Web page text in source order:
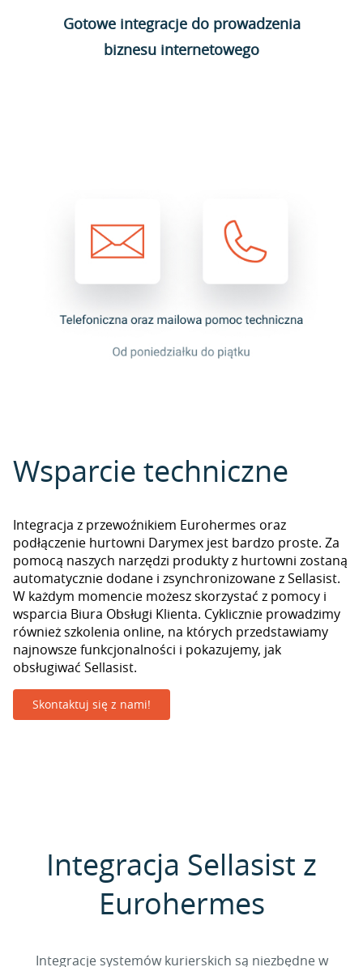
Gotowe integracje do prowadzenia
biznesu internetowego
Wsparcie techniczne
Integracja z przewoźnikiem Eurohermes oraz
podłączenie hurtowni Darymex jest bardzo proste. Za
pomocą naszych narzędzi produkty z hurtowni zostaną
automatycznie dodane i zsynchronizowane z Sellasist.
W każdym momencie możesz skorzystać z pomocy i
wsparcia Biura Obsługi Klienta. Cyklicznie prowadzimy
również szkolenia online, na których przedstawiamy
najnowsze funkcjonalności i pokazujemy, jak
obsługiwać Sellasist.
Skontaktuj się z nami!
Integracja Sellasist z
Eurohermes
Integracje systemów kurierskich są niezbędne w